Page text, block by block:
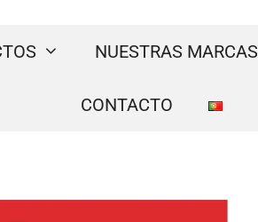
NUESTRAS MARCAS
CONTACTO